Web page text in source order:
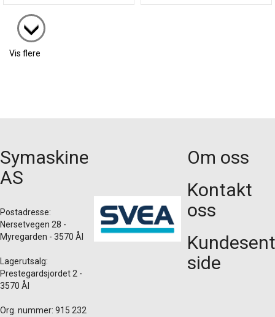
Vis flere
Symaskiner
AS
Postadresse:
Nersetvegen 28 -
Myregarden - 3570 Ål
Lagerutsalg:
Prestegardsjordet 2 -
3570 Ål
Org. nummer: 915 232
Om oss
Kontakt
oss
side